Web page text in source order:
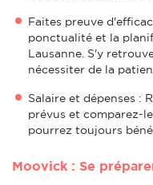
Faites preuve
ponctualité et la
Lausanne. S'y
nécessiter de la
Salaire et dépenses :
prévus et comparez-
pourrez toujours
Moovick : Se